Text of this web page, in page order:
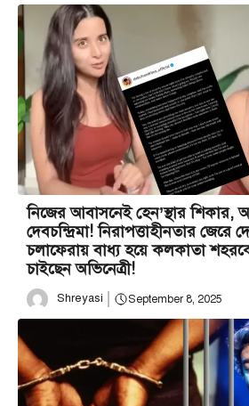
নিজের আবাসনেই হেন’স্থার শিকার,
দেবচন্দ্রিমা! নিরাপত্তাহীনতার জেরে
চলাফেরায় বাধ্য হয়ে কলকাতা
চাইছেন অভিনেত্রী!
Shreyasi September 8, 2025